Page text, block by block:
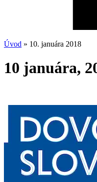
Úvod » 10. januára 2018
10 januára,